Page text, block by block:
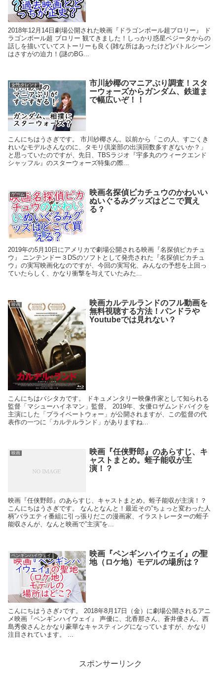
2018年12月14日劇場公開された映画『ドラゴンボール超ブロリー』 ド
ラゴンボール超 ブロリー 観てきました！しっかり惑星ベジータからの
話しを描いていてストーリーも良く(雑な所はあったけど)バトルシーン
はさすがの迫力！(謎のBG...
女性タレント
市川紗椰のマニアぶり調査！スタ
ーウォーズからガンダム、鉄道ま
で幅広いぞ！！
こんにちはうさぎです。 市川紗椰さん。以前から「この人、すごくき
れいなモデルさんなのに、タモリ倶楽部の出演回数多すぎないか？」
と思っていたのですが、先日、TBSラジオ『宇多丸のウィークエンド
シャッフル』のスターウォーズ特集の際...
ゲーム
映画名探偵ピカチュウのかわいい
ぬいぐるみグッズはどこで買え
る？
2019年の5月10日にアメリカで劇場公開される映画『名探偵ピカチュ
ウ』 ニンテンドー３DSのソフトとして発売された『名探偵ピカチュ
ウ』の実写映画化なのですが、今回の実写化、みんなの予想を上回っ
ていたらしく、かなり衝撃を与えていたみた...
映画
映画カルテルランドのフル動画を
無料視聴する方法！パンドラや
Youtubeでは見れない？
こんにちはバシタカです。 ドキュメンタリー映像作家として知られる
監督「マシューハイネマン」監督。 2019年、女優ロザムンドパイクを
主演にした「プライベートウォー」が公開されますが、この監督の代
表作の一つに「カルテルランド」がありますね...
映画
映画『任侠野郎』のあらすじ、キ
ャストまとめ。蛭子能収が主
演！？
映画『任侠野郎』のあらすじ、キャストまとめ。蛭子能収が主演！？
こんにちはうさぎです。 なんとなんと！最近その”ちょっと変わった人
柄”バラエティ番組に引っ張りだこの漫画家、イラストレーターの蛭子
能収さんが、なんと映画で”主演”を...
ペンギンハイウェイ
映画『ペンギンハイウェイ』の聖
地（ロケ地）モデルの場所は？
こんにちはうさぎ♪です。 2018年8月17日（金）に劇場公開されるアニ
メ映画『ペンギンハイウェイ』 声優に、北香那さん、蒼井優さん、西
島秀俊さんとかなり豪華なキャスティングになっていますが、かなり
注目されています。 ...
スポンサーリンク